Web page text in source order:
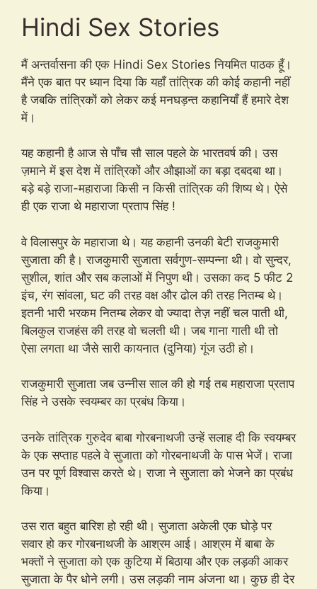
Hindi Sex Stories
मैं अन्तर्वासना की एक Hindi Sex Stories नियमित पाठक हूँ।
मैंने एक बात पर ध्यान दिया कि यहाँ तांत्रिक की कोई कहानी नहीं
है जबकि तांत्रिकों को लेकर कई मनघड़न्त कहानियाँ हैं हमारे देश
में।
यह कहानी है आज से पाँच सौ साल पहले के भारतवर्ष की। उस
ज़माने में इस देश में तांत्रिकों और औझाओं का बड़ा दबदबा था।
बड़े बड़े राजा-महाराजा किसी न किसी तांत्रिक की शिष्य थे। ऐसे
ही एक राजा थे महाराजा प्रताप सिंह !
वे विलासपुर के महाराजा थे। यह कहानी उनकी बेटी राजकुमारी
सुजाता की है। राजकुमारी सुजाता सर्वगुण-सम्पन्ना थी। वो सुन्दर,
सुशील, शांत और सब कलाओं में निपुण थी। उसका कद 5 फीट 2
इंच, रंग सांवला, घट की तरह वक्ष और ढोल की तरह नितम्ब थे।
इतनी भारी भरकम नितम्ब लेकर वो ज्यादा तेज़ नहीं चल पाती थी,
बिलकुल राजहंस की तरह वो चलती थी। जब गाना गाती थी तो
ऐसा लगता था जैसे सारी कायनात (दुनिया) गूंज उठी हो।
राजकुमारी सुजाता जब उन्नीस साल की हो गई तब महाराजा प्रताप
सिंह ने उसके स्वयम्बर का प्रबंध किया।
उनके तांत्रिक गुरुदेव बाबा गोरबनाथजी उन्हें सलाह दी कि स्वयम्बर
के एक सप्ताह पहले वे सुजाता को गोरबनाथजी के पास भेजें। राजा
उन पर पूर्ण विश्वास करते थे। राजा ने सुजाता को भेजने का प्रबंध
किया।
उस रात बहुत बारिश हो रही थी। सुजाता अकेली एक घोड़े पर
सवार हो कर गोरबनाथजी के आश्रम आई। आश्रम में बाबा के
भक्तों ने सुजाता को एक कुटिया में बिठाया और एक लड़की आकर
सुजाता के पैर धोने लगी। उस लड़की नाम अंजना था। कुछ ही देर